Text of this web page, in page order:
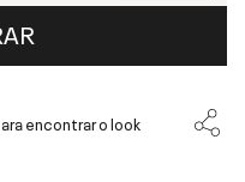
encontrar o look